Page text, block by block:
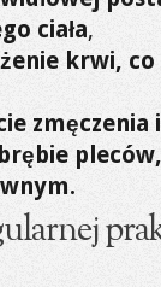
ciała,
krwi, co